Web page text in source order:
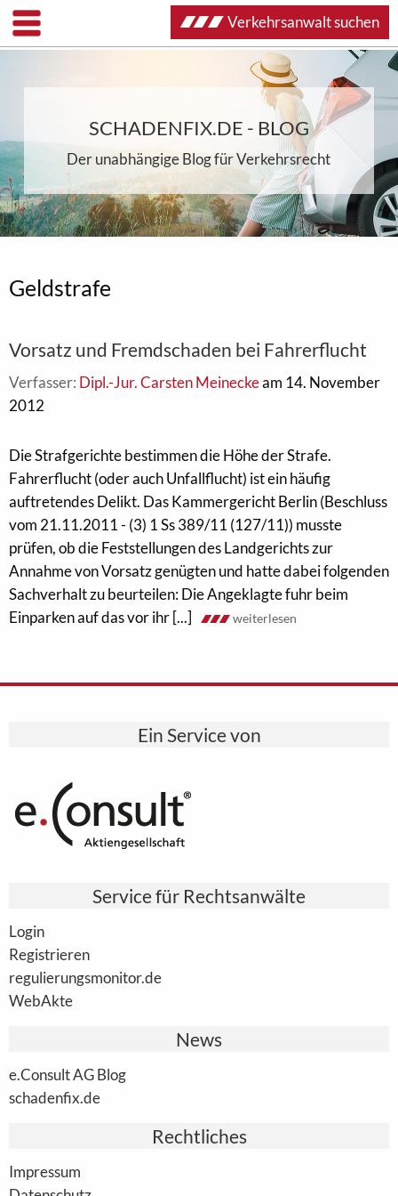
SCHADENFIX.DE - BLOG
Der unabhängige Blog für Verkehrsrecht
Geldstrafe
Vorsatz und Fremdschaden bei Fahrerflucht
Verfasser: Dipl.-Jur. Carsten Meineckeam 14. November
2012
Die Strafgerichte bestimmen die Höhe der Strafe.
Fahrerflucht (oder auch Unfallflucht) ist ein häufig
auftretendes Delikt. Das Kammergericht Berlin (Beschluss
vom 21.11.2011 - (3) 1 Ss 389/11 (127/11)) musste
prüfen, ob die Feststellungen des Landgerichts zur
Annahme von Vorsatz genügten und hatte dabei folgenden
Sachverhalt zu beurteilen: Die Angeklagte fuhr beim
Einparken auf das vor ihr [...]
weiterlesen
Ein Service von
Service für Rechtsanwälte
Login
Registrieren
regulierungsmonitor.de
WebAkte
News
e.Consult AG Blog
schadenfix.de
Rechtliches
Impressum
Verkehrsanwalt suchen